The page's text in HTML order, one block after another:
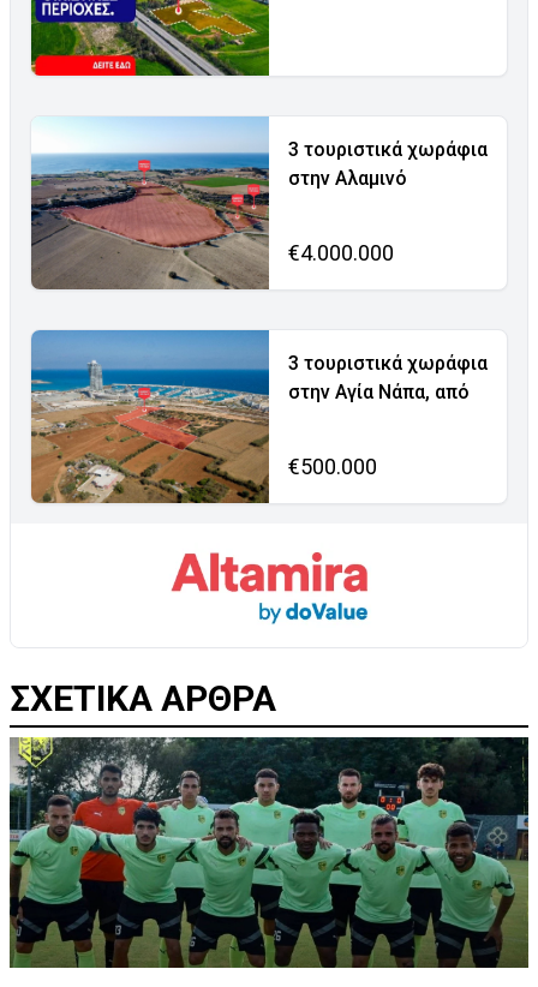
3 τουριστικά χωράφια
στην Αλαμινό
€4.000.000
3 τουριστικά χωράφια
στην Αγία Νάπα, από
€500.000
ΣΧΕΤΙΚΑ ΑΡΘΡΑ